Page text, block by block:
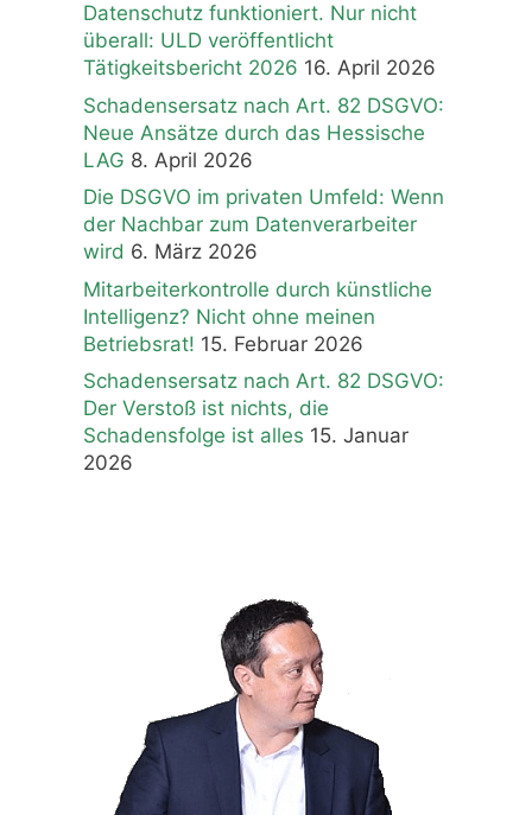
Datenschutz funktioniert. Nur nicht
überall: ULD veröffentlicht
Tätigkeitsbericht 2026 16. April 2026
Schadensersatz nach Art. 82 DSGVO:
Neue Ansätze durch das Hessische
LAG 8. April 2026
Die DSGVO im privaten Umfeld: Wenn
der Nachbar zum Datenverarbeiter
wird 6. März 2026
Mitarbeiterkontrolle durch künstliche
Intelligenz? Nicht ohne meinen
Betriebsrat! 15. Februar 2026
Schadensersatz nach Art. 82 DSGVO:
Der Verstoß ist nichts, die
Schadensfolge ist alles 15. Januar
2026